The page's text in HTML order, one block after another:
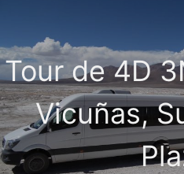
Tour de 4D
Vicuñas,